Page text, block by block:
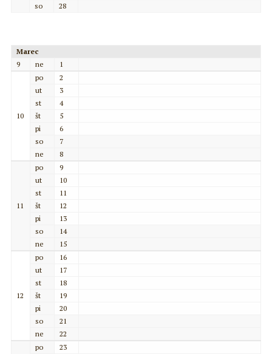
so
28
Marec
9
ne 1
10
po
2
ut
3
st
4
št
5
pi
6
so
7
ne
8
11
po
9
ut
10
st
11
št
12
pi
13
so
14
ne
15
12
po
16
ut
17
st
18
št
19
pi
20
so
21
ne
22
po
23